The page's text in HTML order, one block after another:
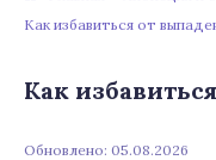
Как избавиться от
Как
Обновлено: 05.08.2026